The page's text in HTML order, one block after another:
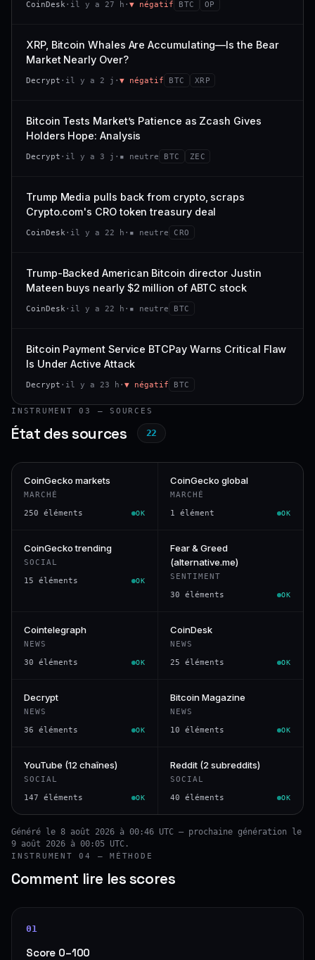
−0,1 % +0,1 %
−0,1 % #29
CONFIANCE
477 M$ 1 464 $
+0,6 % −3,6 %
−94,7 % #102
CONFIANCE
CoinDesk · il y a 27 h · ▼ négatif BTC OP
XRP, Bitcoin Whales Are Accumulating—Is the Bear
Market Nearly Over?
Decrypt · il y a 2 j · ▼ négatif BTC XRP
Bitcoin Tests Market’s Patience as Zcash Gives
Holders Hope: Analysis
Decrypt · il y a 3 j · ▪ neutre BTC ZEC
Trump Media pulls back from crypto, scraps
Crypto.com's CRO token treasury deal
CoinDesk · il y a 22 h · ▪ neutre CRO
Trump-Backed American Bitcoin director Justin
Mateen buys nearly $2 million of ABTC stock
CoinDesk · il y a 22 h · ▪ neutre BTC
Bitcoin Payment Service BTCPay Warns Critical Flaw
Is Under Active Attack
Decrypt · il y a 23 h · ▼ négatif BTC
INSTRUMENT 03 — SOURCES
État des sources 22
CoinGecko markets
MARCHÉ
250 éléments OK
CoinGecko global
MARCHÉ
1 élément OK
CoinGecko trending
SOCIAL
15 éléments OK
Fear & Greed
(alternative.me)
SENTIMENT
30 éléments OK
Cointelegraph
NEWS
30 éléments OK
CoinDesk
NEWS
25 éléments OK
Decrypt
NEWS
36 éléments OK
Bitcoin Magazine
NEWS
10 éléments OK
YouTube (12 chaînes)
SOCIAL
147 éléments OK
Reddit (2 subreddits)
SOCIAL
40 éléments OK
Généré le 8 août 2026 à 00:46 UTC — prochaine génération le
9 août 2026 à 00:05 UTC.
INSTRUMENT 04 — MÉTHODE
Comment lire les scores
01
Score 0–100